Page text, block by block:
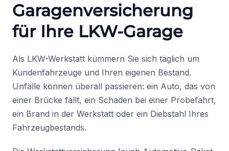
Garagenversicherung
für Ihre LKW-Garage
Als LKW-Werkstatt kümmern Sie sich täglich um
Kundenfahrzeuge und Ihren eigenen Bestand.
Unfälle können überall passieren: ein Auto, das von
einer Brücke fällt, ein Schaden bei einer Probefahrt,
ein Brand in der Werkstatt oder ein Diebstahl Ihres
Fahrzeugbestands.